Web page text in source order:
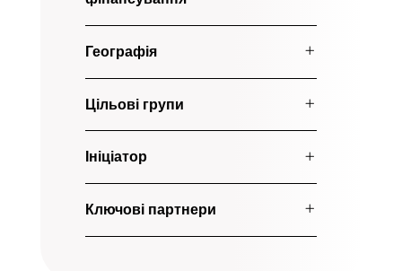
Географія
Цільові групи
Ініціатор
Ключові партнери